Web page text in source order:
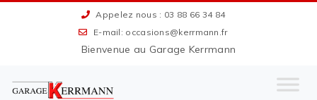
Appelez nous : 03 88 66 34 84
E-mail: occasions@kerrmann.fr
Bienvenue au Garage Kerrmann